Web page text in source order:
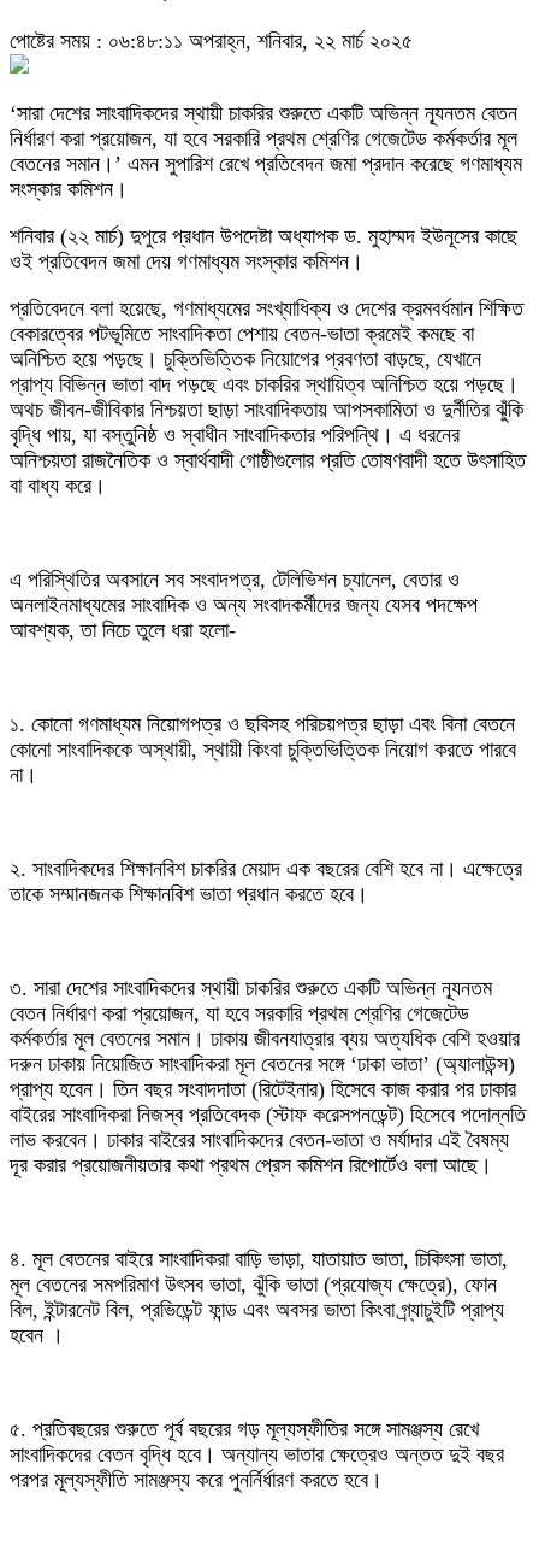
পোষ্টের সময় : ০৬:৪৮:১১ অপরাহ্ন, শনিবার, ২২ মার্চ ২০২৫
‘সারা দেশের সাংবাদিকদের স্থায়ী চাকরির শুরুতে একটি অভিন্ন ন্যূনতম বেতন
নির্ধারণ করা প্রয়োজন, যা হবে সরকারি প্রথম শ্রেণির গেজেটেড কর্মকর্তার মূল
বেতনের সমান।’ এমন সুপারিশ রেখে প্রতিবেদন জমা প্রদান করেছে গণমাধ্যম
সংস্কার কমিশন।
শনিবার (২২ মার্চ) দুপুরে প্রধান উপদেষ্টা অধ্যাপক ড. মুহাম্মদ ইউনূসের কাছে
ওই প্রতিবেদন জমা দেয় গণমাধ্যম সংস্কার কমিশন।
প্রতিবেদনে বলা হয়েছে, গণমাধ্যমের সংখ্যাধিক্য ও দেশের ক্রমবর্ধমান শিক্ষিত
বেকারত্বের পটভূমিতে সাংবাদিকতা পেশায় বেতন-ভাতা ক্রমেই কমছে বা
অনিশ্চিত হয়ে পড়ছে। চুক্তিভিত্তিক নিয়োগের প্রবণতা বাড়ছে, যেখানে
প্রাপ্য বিভিন্ন ভাতা বাদ পড়ছে এবং চাকরির স্থায়িত্ব অনিশ্চিত হয়ে পড়ছে।
অথচ জীবন-জীবিকার নিশ্চয়তা ছাড়া সাংবাদিকতায় আপসকামিতা ও দুর্নীতির ঝুঁকি
বৃদ্ধি পায়, যা বস্তুনিষ্ঠ ও স্বাধীন সাংবাদিকতার পরিপন্থি। এ ধরনের
অনিশ্চয়তা রাজনৈতিক ও স্বার্থবাদী গোষ্ঠীগুলোর প্রতি তোষণবাদী হতে উৎসাহিত
বা বাধ্য করে।
এ পরিস্থিতির অবসানে সব সংবাদপত্র, টেলিভিশন চ্যানেল, বেতার ও
অনলাইনমাধ্যমের সাংবাদিক ও অন্য সংবাদকর্মীদের জন্য যেসব পদক্ষেপ
আবশ্যক, তা নিচে তুলে ধরা হলো-
১. কোনো গণমাধ্যম নিয়োগপত্র ও ছবিসহ পরিচয়পত্র ছাড়া এবং বিনা বেতনে
কোনো সাংবাদিককে অস্থায়ী, স্থায়ী কিংবা চুক্তিভিত্তিক নিয়োগ করতে পারবে
না।
২. সাংবাদিকদের শিক্ষানবিশ চাকরির মেয়াদ এক বছরের বেশি হবে না। এক্ষেত্রে
তাকে সম্মানজনক শিক্ষানবিশ ভাতা প্রধান করতে হবে।
৩. সারা দেশের সাংবাদিকদের স্থায়ী চাকরির শুরুতে একটি অভিন্ন ন্যূনতম
বেতন নির্ধারণ করা প্রয়োজন, যা হবে সরকারি প্রথম শ্রেণির গেজেটেড
কর্মকর্তার মূল বেতনের সমান। ঢাকায় জীবনযাত্রার ব্যয় অত্যধিক বেশি হওয়ার
দরুন ঢাকায় নিয়োজিত সাংবাদিকরা মূল বেতনের সঙ্গে ‘ঢাকা ভাতা’ (অ্যালাউন্স)
প্রাপ্য হবেন। তিন বছর সংবাদদাতা (রিটেইনার) হিসেবে কাজ করার পর ঢাকার
বাইরের সাংবাদিকরা নিজস্ব প্রতিবেদক (স্টাফ করেসপনডেন্ট) হিসেবে পদোন্নতি
লাভ করবেন। ঢাকার বাইরের সাংবাদিকদের বেতন-ভাতা ও মর্যাদার এই বৈষম্য
দূর করার প্রয়োজনীয়তার কথা প্রথম প্রেস কমিশন রিপোর্টেও বলা আছে।
৪. মূল বেতনের বাইরে সাংবাদিকরা বাড়ি ভাড়া, যাতায়াত ভাতা, চিকিৎসা ভাতা,
মূল বেতনের সমপরিমাণ উৎসব ভাতা, ঝুঁকি ভাতা (প্রযোজ্য ক্ষেত্রে), ফোন
বিল, ইন্টারনেট বিল, প্রভিডেন্ট ফান্ড এবং অবসর ভাতা কিংবা গ্র্যাচুইটি প্রাপ্য
হবেন ।
৫. প্রতিবছরের শুরুতে পূর্ব বছরের গড় মূল্যস্ফীতির সঙ্গে সামঞ্জস্য রেখে
সাংবাদিকদের বেতন বৃদ্ধি হবে। অন্যান্য ভাতার ক্ষেত্রেও অন্তত দুই বছর
পরপর মূল্যস্ফীতি সামঞ্জস্য করে পুনর্নির্ধারণ করতে হবে।